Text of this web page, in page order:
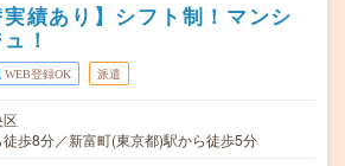
実績あり】シフト制！マンシ
！
WEB登録OK 派遣
区
歩8分／新富町(東京都)駅から徒歩5分